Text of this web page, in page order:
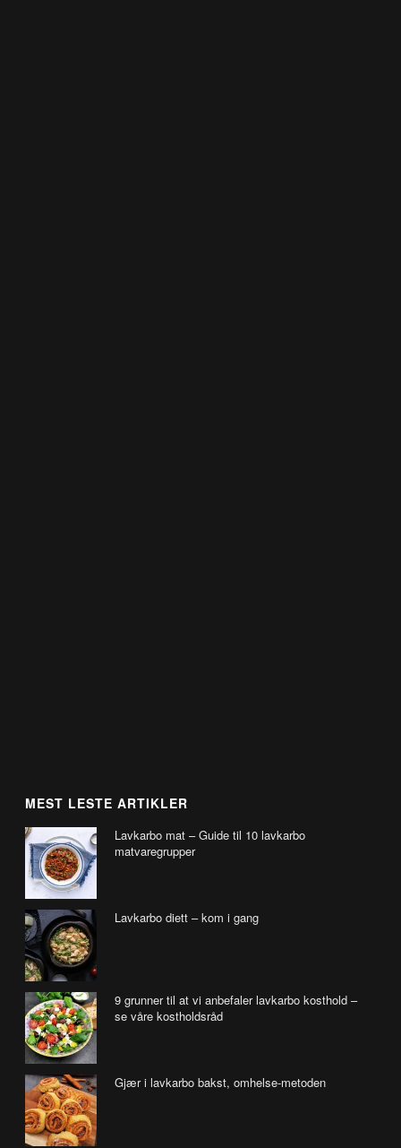
MEST LESTE ARTIKLER
Lavkarbo mat – Guide til 10 lavkarbo
matvaregrupper
Lavkarbo diett – kom i gang
9 grunner til at vi anbefaler lavkarbo kosthold –
se våre kostholdsråd
Gjær i lavkarbo bakst, omhelse-metoden